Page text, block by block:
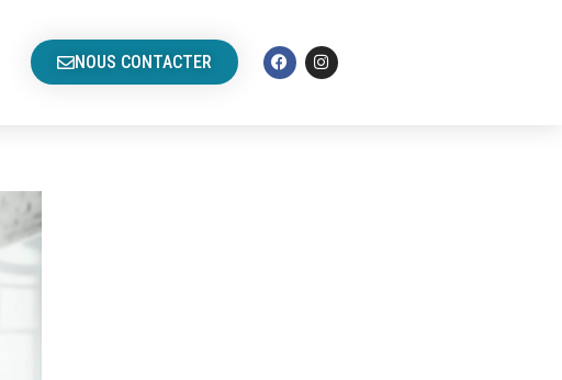
NOUS CONTACTER